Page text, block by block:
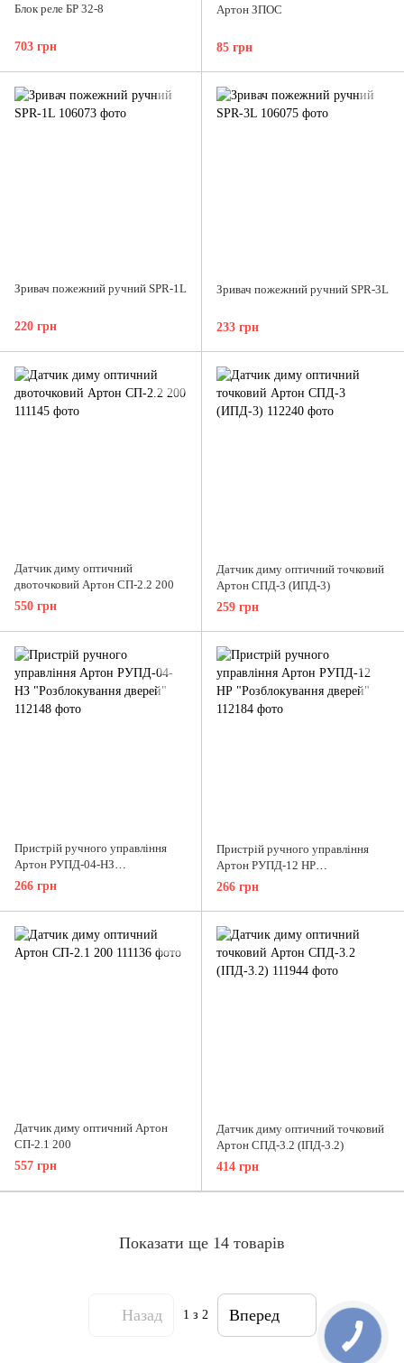
Блок реле БР 32-8
703 грн
Артон ЗПОС
85 грн
Зривач пожежний ручний SPR-1L
220 грн
Зривач пожежний ручний SPR-3L
233 грн
Датчик диму оптичний
двоточковий Артон СП-2.2 200
550 грн
Датчик диму оптичний точковий
Артон СПД-3 (ИПД-3)
259 грн
Пристрій ручного управління
Артон РУПД-04-НЗ
"Розблокування дверей"
266 грн
Пристрій ручного управління
Артон РУПД-12 НР
"Розблокування дверей"
266 грн
Датчик диму оптичний Артон
СП-2.1 200
557 грн
Датчик диму оптичний точковий
Артон СПД-3.2 (ІПД-3.2)
414 грн
Показати ще 14 товарів
Назад 1 з 2 Вперед